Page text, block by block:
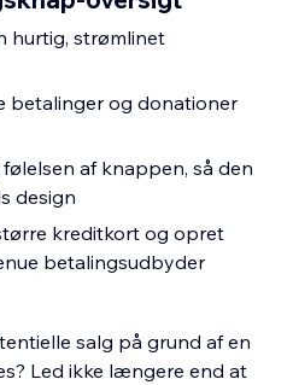
hurtig, strømlinet
betalinger og donationer
af knappen, så den
design
kreditkort og opret
betalingsudbyder
salg på grund af en
Led ikke længere end at